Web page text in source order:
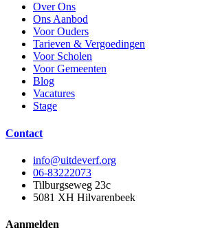
Over Ons
Ons Aanbod
Voor Ouders
Tarieven & Vergoedingen
Voor Scholen
Voor Gemeenten
Blog
Vacatures
Stage
Contact
info@uitdeverf.org
06-83222073
Tilburgseweg 23c
5081 XH Hilvarenbeek
Aanmelden